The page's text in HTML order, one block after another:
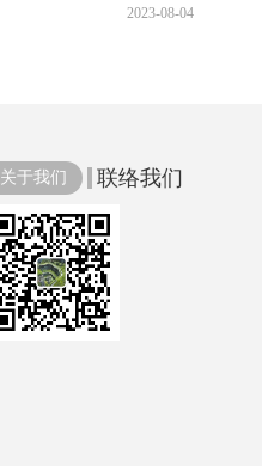
2023-08-04
关于我们 联络我们